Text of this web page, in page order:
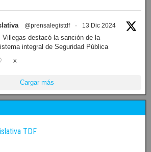
@prensalegistdf · 13 Dic 2024
Villegas destacó la sanción de la
integral de Seguridad Pública
X
Cargar más
TDF